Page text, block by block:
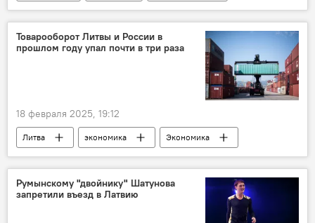
Кястутис Будрис
Арктика
безопасность
Россия
Канада
Политика
Товарооборот Литвы и России в
прошлом году упал почти в три раза
18 февраля 2025, 19:12
Литва экономика
Экономика
Россия
торговля
импорт
Румынскому "двойнику" Шатунова
запретили въезд в Латвию